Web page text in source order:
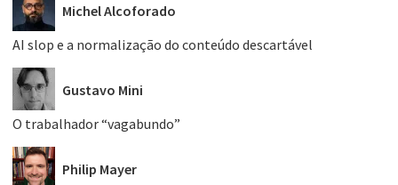
Michel Alcoforado
AI slop e a normalização do conteúdo descartável
Gustavo Mini
O trabalhador “vagabundo”
Philip Mayer